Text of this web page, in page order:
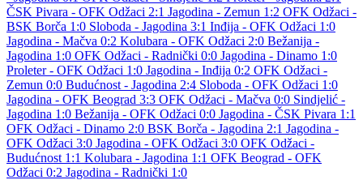
ČSK Pivara - OFK Odžaci 2:1 Jagodina - Zemun 1:2 OFK Odžaci -
BSK Borča 1:0 Sloboda - Jagodina 3:1 Inđija - OFK Odžaci 1:0
Jagodina - Mačva 0:2 Kolubara - OFK Odžaci 2:0 Bežanija -
Jagodina 1:0 OFK Odžaci - Radnički 0:0 Jagodina - Dinamo 1:0
Proleter - OFK Odžaci 1:0 Jagodina - Inđija 0:2 OFK Odžaci -
Zemun 0:0 Budućnost - Jagodina 2:4 Sloboda - OFK Odžaci 1:0
Jagodina - OFK Beograd 3:3 OFK Odžaci - Mačva 0:0 Sindjelić -
Jagodina 1:0 Bežanija - OFK Odžaci 0:0 Jagodina - ČSK Pivara 1:1
OFK Odžaci - Dinamo 2:0 BSK Borča - Jagodina 2:1 Jagodina -
OFK Odžaci 3:0 Jagodina - OFK Odžaci 3:0 OFK Odžaci -
Budućnost 1:1 Kolubara - Jagodina 1:1 OFK Beograd - OFK
Odžaci 0:2 Jagodina - Radnički 1:0